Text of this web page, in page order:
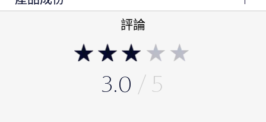
動，全面收緊年輕！ 雅詩蘭黛鑽石立體超緊緻系列再進
化，領先全球的「三胜肽緊顏科技」， 能有效協同膠原
蛋白作用，讓肌膚宛如新生!超好吸收的滋潤質地， 全面
收緊臉部輪廓，不僅變得更緊實，同時更強韌、有彈性！
緻！ 每一天都讓妳親眼見證逆齡奇蹟！
Ingredients: Water\Aqua\Eau,
Caprylic/Capric/Myristic/Stearic Triglyceride,
Petrolatum, Hexyldecyl Stearate, Butylene Glycol,
Dimethicone, Glycereth-26, Peg-100 Stearate,
Cetearyl Alcohol, Glyceryl Stearate, Propanediol,
Narcissus Tazetta Bulb Extract, Cucumis Sativus
(Cucumber) Fruit Extract, Mimosa Tenuiflora Bark
評論
3.0